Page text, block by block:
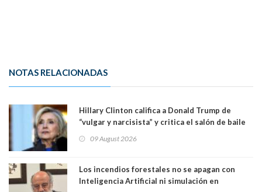
NOTAS RELACIONADAS
Hillary Clinton califica a Donald Trump de
“vulgar y narcisista” y critica el salón de baile
casa. Y la está destruyendo”
09 August 2026
Los incendios forestales no se apagan con
Inteligencia Artificial ni simulación en